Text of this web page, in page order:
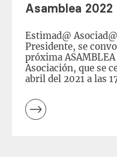
Asamblea 2022
Estimad@
Presidente, se
próxima
Asociación, que se
abril del 2021 a las
convocatoria, en la
Granadina de
Montero, 23 de